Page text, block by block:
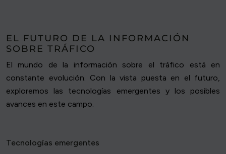
EL FUTURO DE LA INFORMACIÓN
SOBRE TRÁFICO
El mundo de la información sobre el tráfico está en
constante evolución. Con la vista puesta en el futuro,
exploremos las tecnologías emergentes y los posibles
avances en este campo.
Tecnologías emergentes